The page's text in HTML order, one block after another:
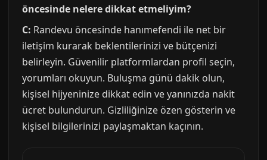
öncesinde nelere dikkat etmeliyim?
C: Randevu öncesinde hanımefendi ile net bir
iletişim kurarak beklentilerinizi ve bütçenizi
belirleyin. Güvenilir platformlardan profil seçin,
yorumları okuyun. Buluşma günü dakik olun,
kişisel hijyeninize dikkat edin ve yanınızda nakit
ücret bulundurun. Gizliliğinize özen gösterin ve
kişisel bilgilerinizi paylaşmaktan kaçının.